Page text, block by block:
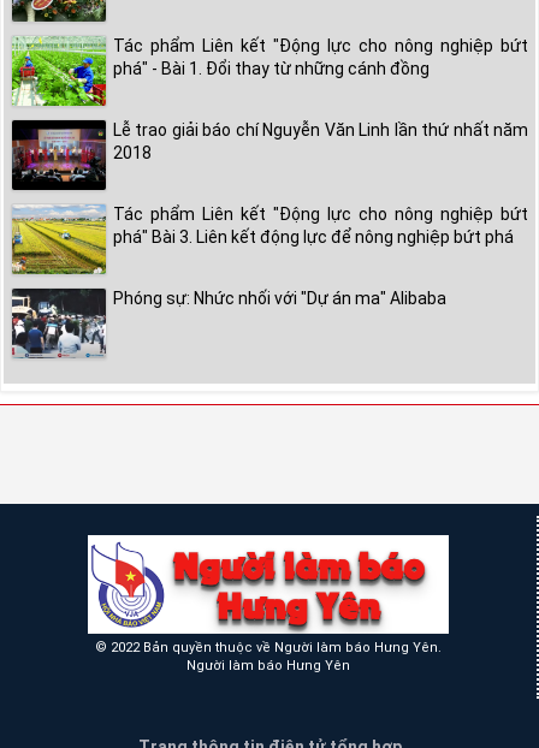
Tác phẩm Liên kết "Động lực cho nông nghiệp bứt
phá" - Bài 1. Đổi thay từ những cánh đồng
Lễ trao giải báo chí Nguyễn Văn Linh lần thứ nhất năm
2018
Tác phẩm Liên kết "Động lực cho nông nghiệp bứt
phá" Bài 3. Liên kết động lực để nông nghiệp bứt phá
Phóng sự: Nhức nhối với "Dự án ma" Alibaba
© 2022 Bản quyền thuộc về Người làm báo Hưng Yên.
Người làm báo Hưng Yên